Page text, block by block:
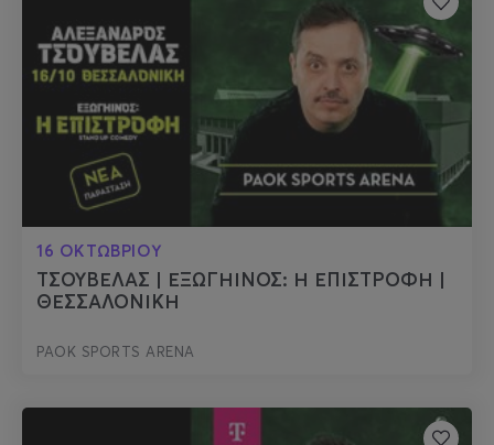
16 ΟΚΤΩΒΡΙΟΥ
ΤΣΟΥΒΕΛΑΣ | ΕΞΩΓΗΙΝΟΣ: Η ΕΠΙΣΤΡΟΦΗ |
ΘΕΣΣΑΛΟΝΙΚΗ
PAOK SPORTS ARENA